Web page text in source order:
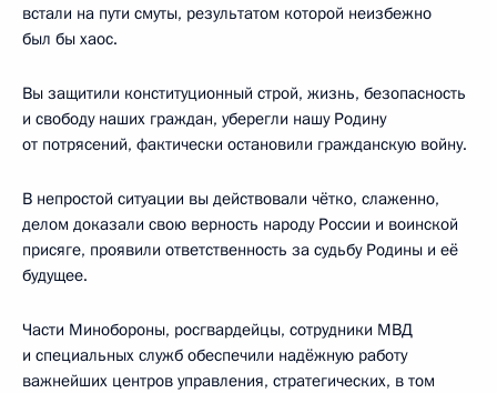
встали на пути смуты, результатом которой неизбежно
был бы хаос.
Вы защитили конституционный строй, жизнь, безопасность
и свободу наших граждан, уберегли нашу Родину
от потрясений, фактически остановили гражданскую войну.
В непростой ситуации вы действовали чётко, слаженно,
делом доказали свою верность народу России и воинской
присяге, проявили ответственность за судьбу Родины и её
будущее.
Части Минобороны, росгвардейцы, сотрудники МВД
и специальных служб обеспечили надёжную работу
важнейших центров управления, стратегических, в том